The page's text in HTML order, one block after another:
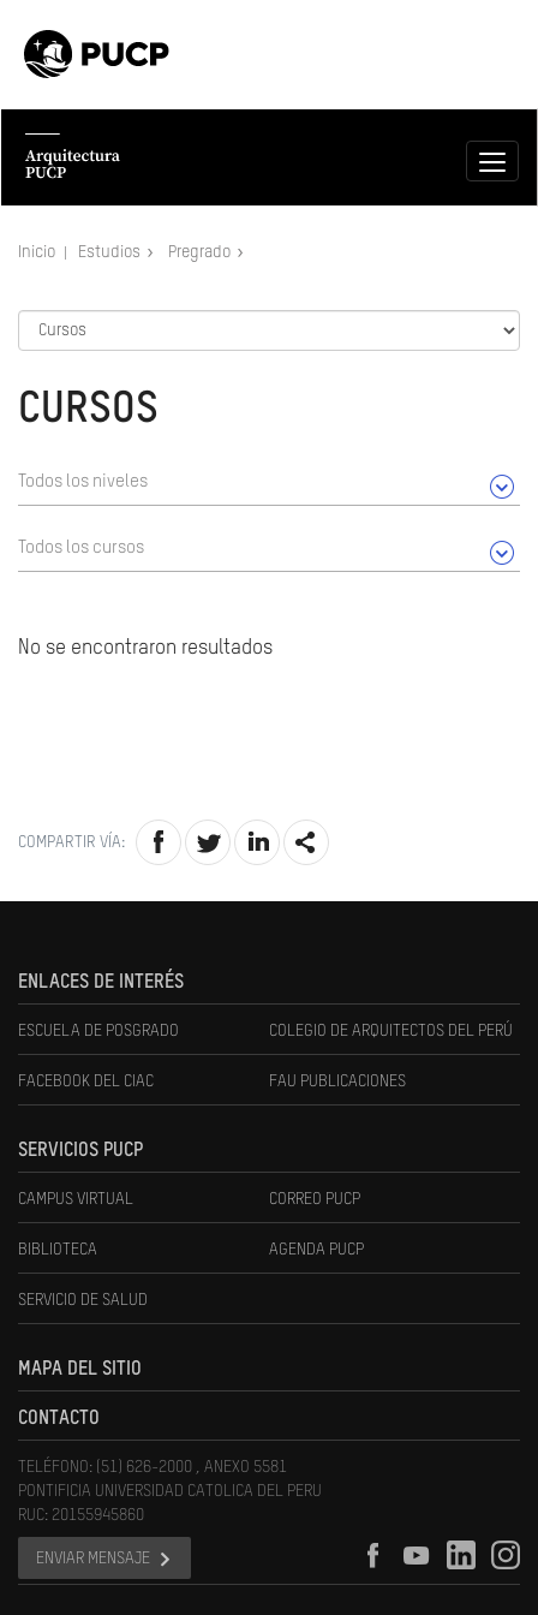
Inicio Estudios Pregrado
CURSOS
Todos los niveles
Todos los cursos
No se encontraron resultados
COMPARTIR VÍA:
ENLACES DE INTERÉS
ESCUELA DE POSGRADO COLEGIO DE ARQUITECTOS DEL PERÚ
FACEBOOK DEL CIAC FAU PUBLICACIONES
SERVICIOS PUCP
CAMPUS VIRTUAL CORREO PUCP
BIBLIOTECA AGENDA PUCP
SERVICIO DE SALUD
MAPA DEL SITIO
CONTACTO
TELÉFONO: (51) 626-2000 , ANEXO 5581
PONTIFICIA UNIVERSIDAD CATOLICA DEL PERU
RUC: 20155945860
ENVIAR MENSAJE